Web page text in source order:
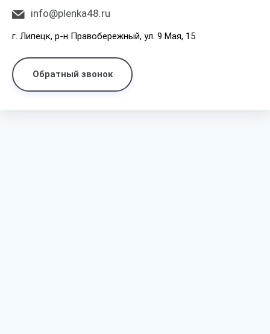
info@plenka48.ru
г. Липецк, р-н Правобережный, ул. 9 Мая, 15
Обратный звонок